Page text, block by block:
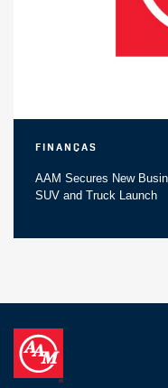
Finanças
AAM Secures New
SUV and Truck Launch